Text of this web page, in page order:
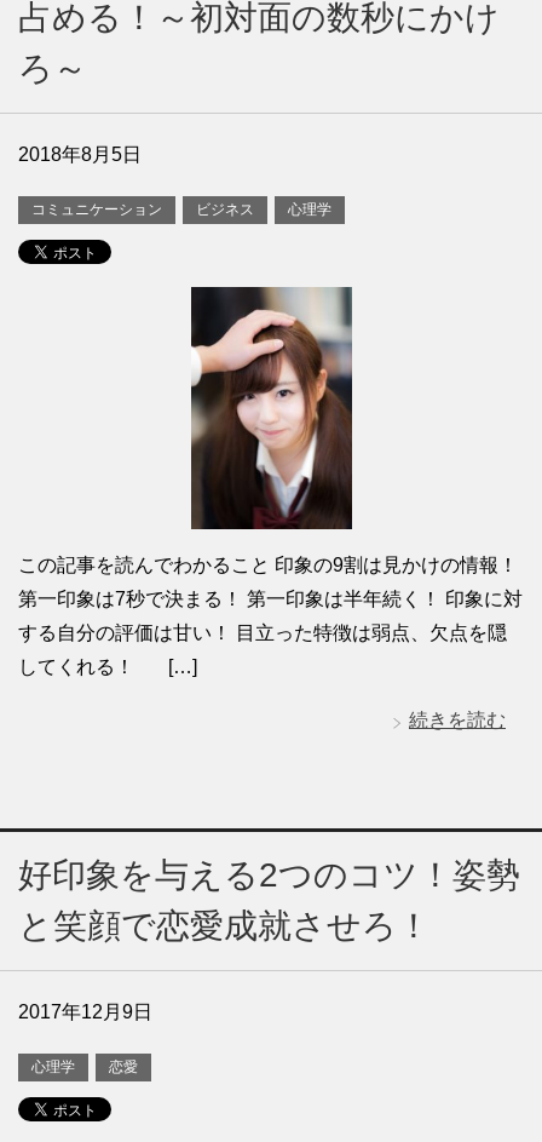
占める！～初対面の数秒にかけ
ろ～
2018年8月5日
コミュニケーション ビジネス 心理学
この記事を読んでわかること 印象の9割は見かけの情報！
第一印象は7秒で決まる！ 第一印象は半年続く！ 印象に対
する自分の評価は甘い！ 目立った特徴は弱点、欠点を隠
してくれる！ […]
続きを読む
好印象を与える2つのコツ！姿勢
と笑顔で恋愛成就させろ！
2017年12月9日
心理学 恋愛